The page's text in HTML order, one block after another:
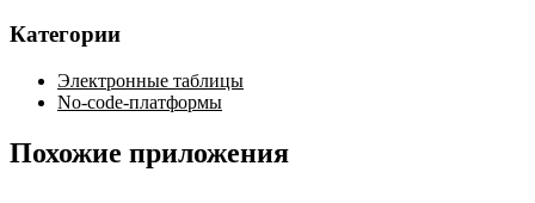
Категории
Электронные таблицы
No-code-платформы
Похожие приложения